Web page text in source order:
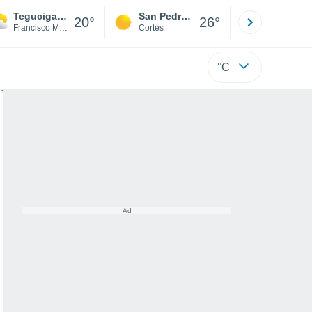
Tegucigalpa
Francisco Morazán 20° San Pedro Sula
Cortés 26°
°C